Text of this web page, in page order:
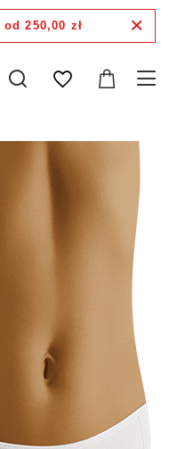
od 250,00 zł